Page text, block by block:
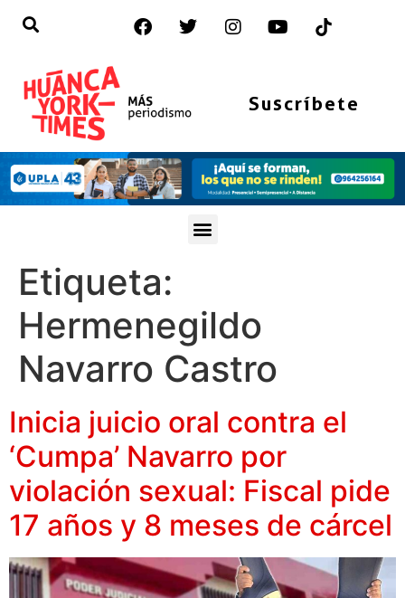
Suscríbete
Etiqueta:
Hermenegildo
Navarro Castro
Inicia juicio oral contra el
‘Cumpa’ Navarro por
violación sexual: Fiscal pide
17 años y 8 meses de cárcel